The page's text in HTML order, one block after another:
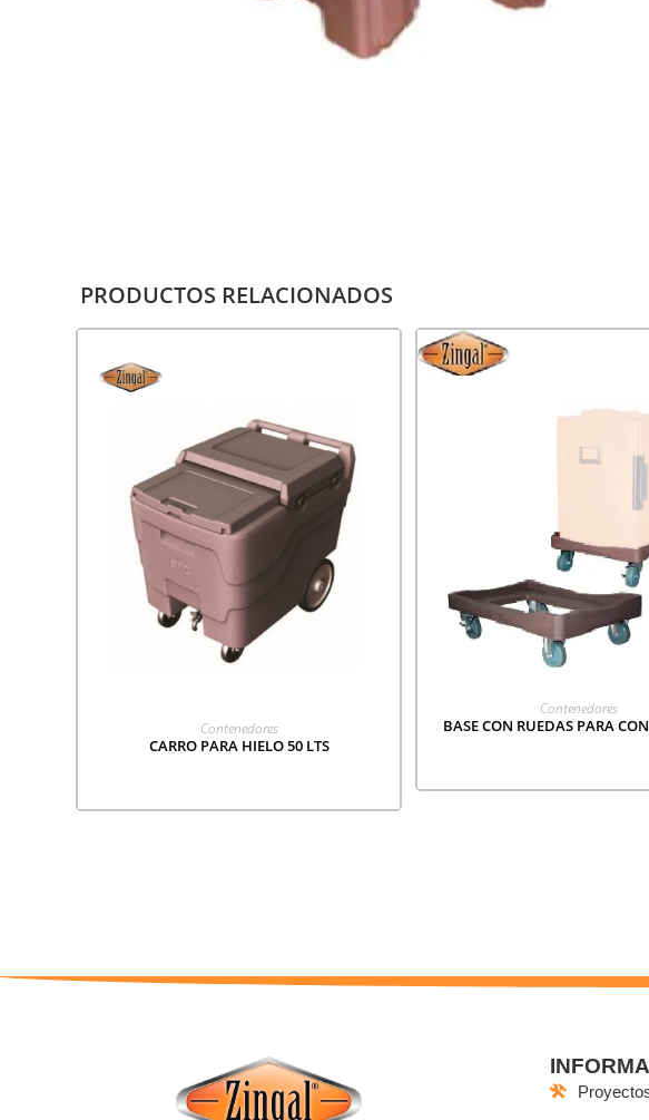
PRODUCTOS RELACIONADOS
LEER MÁS
Contenedores
CARRO PARA HIELO 50 LTS
LEER MÁS
Contenedores
BASE CON RUEDAS PARA